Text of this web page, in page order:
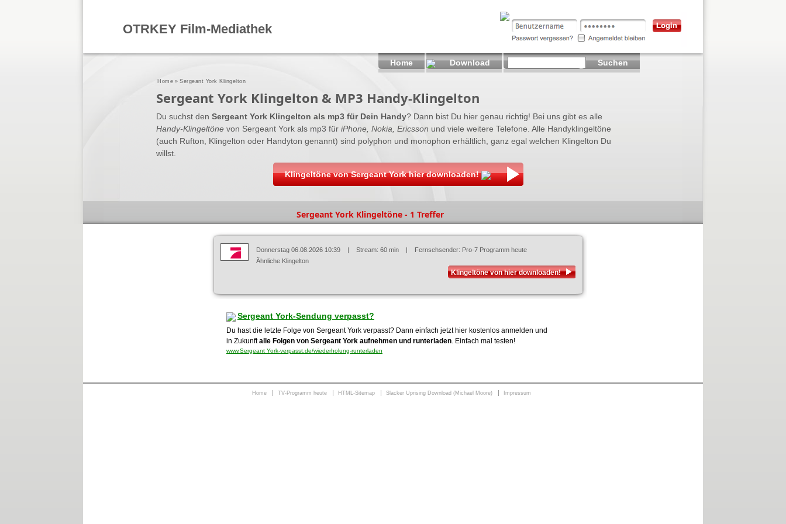
Sergeant York Klingelton & MP3 Handy-Klingelton
Du suchst den Sergeant York Klingelton als mp3 für Dein Handy? Dann bist Du hier genau richtig! Bei uns gibt es alle
Handy-Klingeltöne von Sergeant York als mp3 für iPhone, Nokia, Ericsson und viele weitere Telefone. Alle Handyklingeltöne
(auch Rufton, Klingelton oder Handyton genannt) sind polyphon und monophon erhältlich, ganz egal welchen Klingelton Du
willst.
Klingeltöne von Sergeant York hier downloaden!
Sergeant York Klingeltöne - 1 Treffer
Donnerstag 06.08.2026 10:39 | Stream: 60 min | Fernsehsender: Pro-7 Programm heute
Ähnliche Klingelton
Klingeltöne von hier downloaden!
Sergeant York-Sendung verpasst?
Du hast die letzte Folge von Sergeant York verpasst? Dann einfach jetzt hier kostenlos anmelden und
in Zukunftalle Folgen von Sergeant York aufnehmen und runterladen. Einfach mal testen!
www.Sergeant York-verpasst.de/wiederholung-runterladen
Home »Sergeant York Klingelton
OTRKEY Film-Mediathek
Home Download Suchen
Home TV-Programm heute HTML-Sitemap Slacker Uprising Download (Michael Moore) Impressum